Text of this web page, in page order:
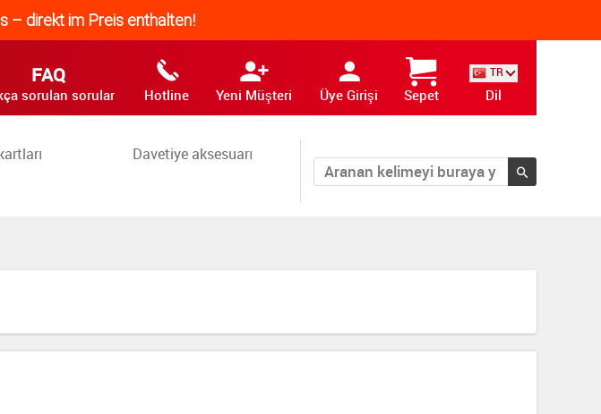
– direkt im Preis enthalten!
FAQ
sorulan sorular Hotline Yeni Müşteri Üye Girişi Sepet
TR
Dil
Davetiye aksesuarı